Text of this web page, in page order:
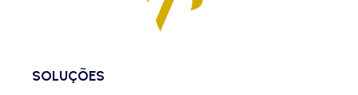
SOLUÇÕES